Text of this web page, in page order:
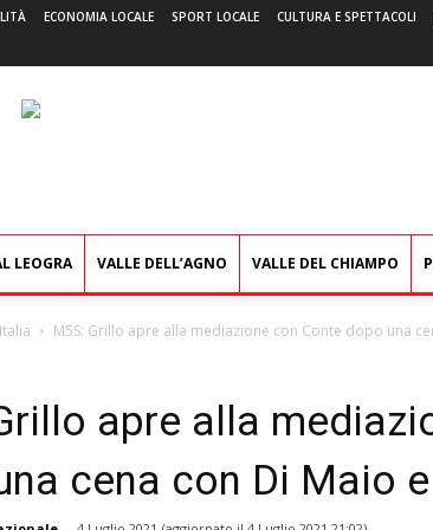
ECONOMIA LOCALE SPORT LOCALE CULTURA E SPETTACOLI
LEOGRA VALLE DELL’AGNO VALLE DEL CHIAMPO
M5S: Grillo apre alla mediazione con Conte dopo una
apre alla
cena con Di Maio